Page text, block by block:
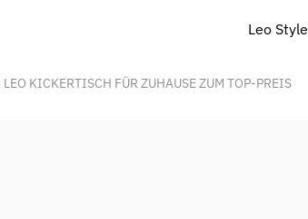
Leo Style
LEO KICKERTISCH FÜR ZUHAUSE ZUM TOP-PREIS